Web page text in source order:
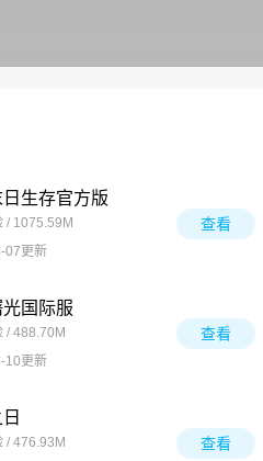
生存官方版
/ 1075.59M
07更新
查看
国际服
/ 488.70M
10更新
查看
/ 476.93M
查看